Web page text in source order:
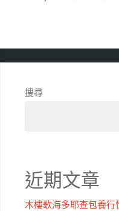
搜尋
近期文章
木樓歌海多耶查包養行